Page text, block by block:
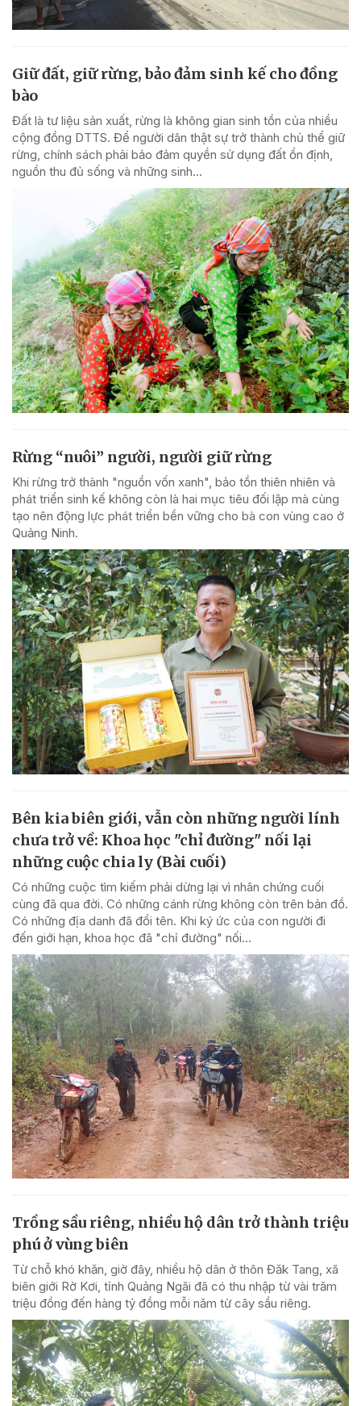
Giữ đất, giữ rừng, bảo đảm sinh kế cho đồng
bào
Đất là tư liệu sản xuất, rừng là không gian sinh tồn của nhiều
cộng đồng DTTS. Để người dân thật sự trở thành chủ thể giữ
rừng, chính sách phải bảo đảm quyền sử dụng đất ổn định,
nguồn thu đủ sống và những sinh...
Rừng “nuôi” người, người giữ rừng
Khi rừng trở thành "nguồn vốn xanh", bảo tồn thiên nhiên và
phát triển sinh kế không còn là hai mục tiêu đối lập mà cùng
tạo nên động lực phát triển bền vững cho bà con vùng cao ở
Quảng Ninh.
Bên kia biên giới, vẫn còn những người lính
chưa trở về: Khoa học "chỉ đường" nối lại
những cuộc chia ly (Bài cuối)
Có những cuộc tìm kiếm phải dừng lại vì nhân chứng cuối
cùng đã qua đời. Có những cánh rừng không còn trên bản đồ.
Có những địa danh đã đổi tên. Khi ký ức của con người đi
đến giới hạn, khoa học đã "chỉ đường" nối...
Trồng sầu riêng, nhiều hộ dân trở thành triệu
phú ở vùng biên
Từ chỗ khó khăn, giờ đây, nhiều hộ dân ở thôn Đăk Tang, xã
biên giới Rờ Kơi, tỉnh Quảng Ngãi đã có thu nhập từ vài trăm
triệu đồng đến hàng tỷ đồng mỗi năm từ cây sầu riêng.